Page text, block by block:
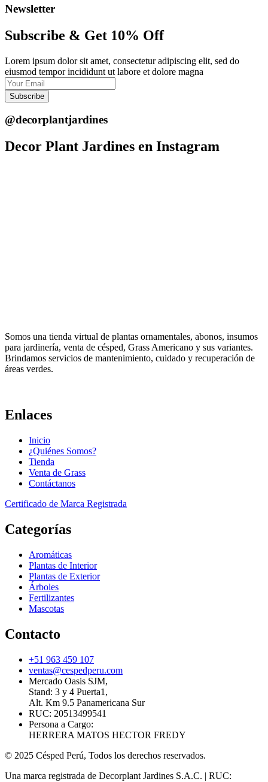
Newsletter
Subscribe & Get 10% Off
Lorem ipsum dolor sit amet, consectetur adipiscing elit, sed do
eiusmod tempor incididunt ut labore et dolore magna
Subscribe
@decorplantjardines
Decor Plant Jardines en Instagram
Somos una tienda virtual de plantas ornamentales, abonos, insumos
para jardinería, venta de césped, Grass Americano y sus variantes.
Brindamos servicios de mantenimiento, cuidado y recuperación de
áreas verdes.
Enlaces
Inicio
¿Quiénes Somos?
Tienda
Venta de Grass
Contáctanos
Certificado de Marca Registrada
Categorías
Aromáticas
Plantas de Interior
Plantas de Exterior
Árboles
Fertilizantes
Mascotas
Contacto
+51 963 459 107
ventas@cespedperu.com
Mercado Oasis SJM,
Stand: 3 y 4 Puerta1,
Alt. Km 9.5 Panamericana Sur
RUC: 20513499541
Persona a Cargo:
HERRERA MATOS HECTOR FREDY
© 2025 Césped Perú, Todos los derechos reservados.
Una marca registrada de Decorplant Jardines S.A.C. | RUC: